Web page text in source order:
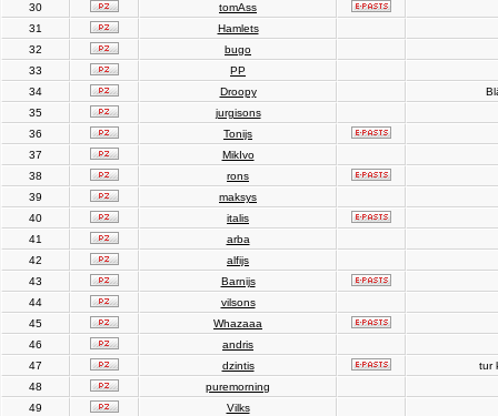
30
tomAss
31
Hamlets
32
bugo
33
PP
34
Droopy
35
jurgisons
36
Tonijs
37
MikIvo
38
rons
39
maksys
40
italis
41
arba
42
alfijs
43
Barnijs
44
vilsons
45
Whazaaa
46
andris
47
dzintis
tur
48
puremorning
49
Vilks